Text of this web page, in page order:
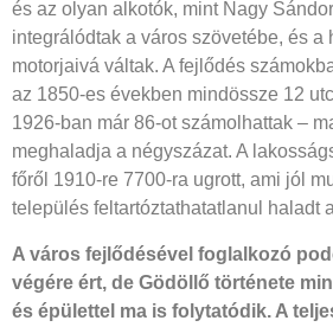
és az olyan alkotók, mint Nagy
integrálódtak a város szövetébe, és a
motorjaivá váltak. A fejlődés
az 1850-es években mindössze 12
1926-ban már 86-ot számolhattak –
meghaladja a négyszázat. A
főről 1910-re 7700-ra ugrott, ami jól
település feltartóztathatatlanul haladt
A város fejlődésével foglalkozó
végére ért, de Gödöllő története
és épülettel ma is folytatódik. A